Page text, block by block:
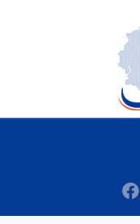
F
a
c